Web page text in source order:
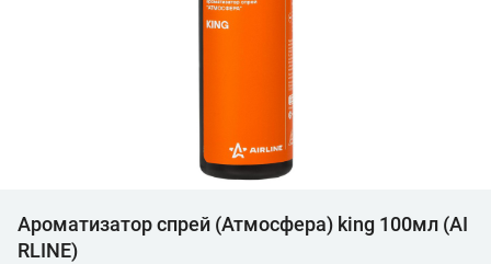
Ароматизатор спрей (Атмосфера) king 100мл (AI
RLINE)